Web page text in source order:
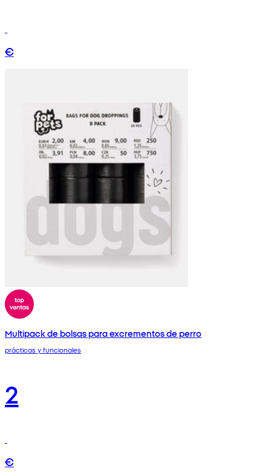
€
Multipack de bolsas para excrementos de perro
prácticas y funcionales
2
€